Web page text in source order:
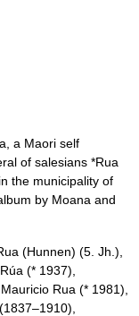
a Maori self
of salesians *Rua
the municipality of
by Moana and
(Hunnen) (5. Jh.),
(* 1937),
Rua (* 1981),